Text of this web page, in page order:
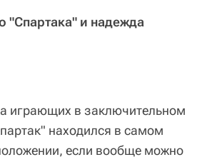
"Спартака" и надежда
играющих в заключительном
находился в самом
если вообще можно